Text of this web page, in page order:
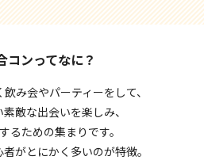
コンってなに？
み会やパーティーをして、
敵な出会いを楽しみ、
るための集まりです。
者がとにかく多いのが特徴。